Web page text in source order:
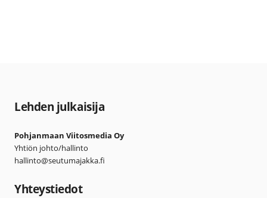
Lehden julkaisija
Pohjanmaan Viitosmedia Oy
Yhtiön johto/hallinto
hallinto@seutumajakka.fi
Yhteystiedot